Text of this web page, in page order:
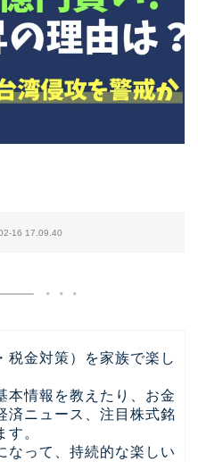
16 17.09.40
税金対策）を家族で楽し
本情報を教えたり、お金
済ニュース、注目株式銘
。
なって、持続的な楽しい